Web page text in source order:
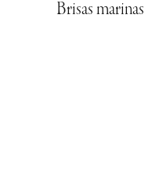
Brisas marinas